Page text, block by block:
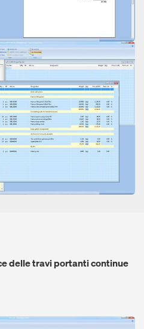
delle travi portanti continue